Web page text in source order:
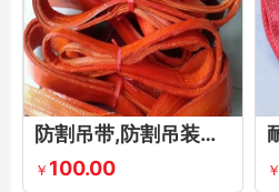
防割吊带,防割吊装带,聚氨酯防割吊带,防切割吊装带
￥ 100.00 ￥